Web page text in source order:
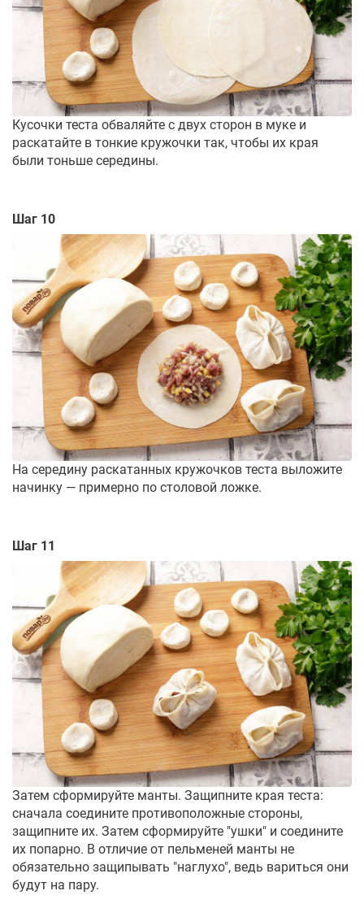
Кусочки теста обваляйте с двух сторон в муке и
раскатайте в тонкие кружочки так, чтобы их края
были тоньше середины.
Шаг 10
На середину раскатанных кружочков теста выложите
начинку — примерно по столовой ложке.
Шаг 11
Затем сформируйте манты. Защипните края теста:
сначала соедините противоположные стороны,
защипните их. Затем сформируйте "ушки" и соедините
их попарно. В отличие от пельменей манты не
обязательно защипывать "наглухо", ведь вариться они
будут на пару.